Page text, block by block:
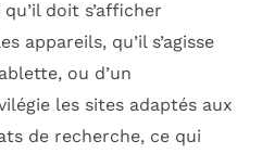
doit s’afficher
appareils, qu’il s’agisse
ou d’un
les sites adaptés aux
de recherche, ce qui